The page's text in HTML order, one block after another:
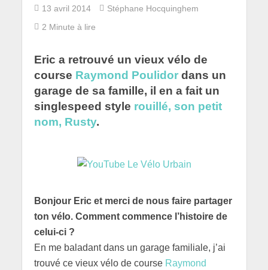
13 avril 2014
Stéphane Hocquinghem
2 Minute à lire
Eric a retrouvé un vieux vélo de
course Raymond Poulidordans un
garage de sa famille, il en a fait un
singlespeed style rouillé, son petit
nom, Rusty.
Bonjour Eric et merci de nous faire partager
ton vélo. Comment commence l’histoire de
celui-ci ?
En me baladant dans un garage familiale, j’ai
trouvé ce vieux vélo de course Raymond